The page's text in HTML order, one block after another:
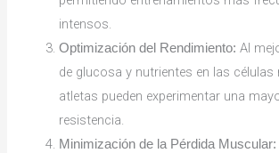
intensos.
Optimización del Rendimiento: Al
de glucosa y nutrientes en las
atletas pueden experimentar una
resistencia.
Minimización de la Pérdida Muscular: